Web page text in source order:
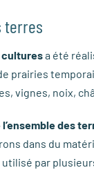
terres
culturesa été
prairies
vignes, noix,
des
dans du
par